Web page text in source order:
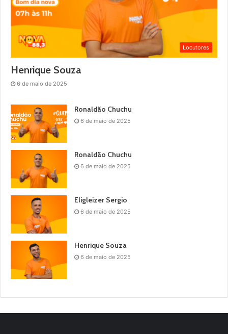
Locutores
Henrique Souza
6 de maio de 2025
Ronaldão Chuchu
6 de maio de 2025
Ronaldão Chuchu
6 de maio de 2025
Eligleizer Sergio
6 de maio de 2025
Henrique Souza
6 de maio de 2025